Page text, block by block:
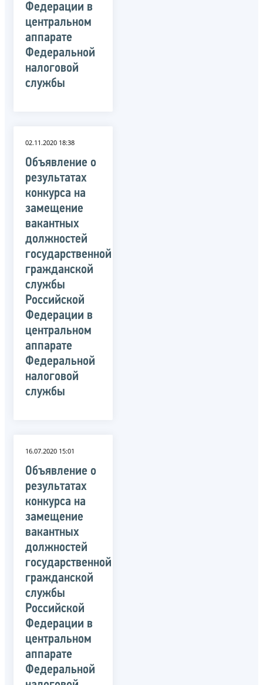
Федерации в
центральном
аппарате
Федеральной
налоговой
службы
02.11.2020 18:38
Объявление о
результатах
конкурса на
замещение
вакантных
должностей
государственной
гражданской
службы
Российской
Федерации в
центральном
аппарате
Федеральной
налоговой
службы
16.07.2020 15:01
Объявление о
результатах
конкурса на
замещение
вакантных
должностей
государственной
гражданской
службы
Российской
Федерации в
центральном
аппарате
Федеральной